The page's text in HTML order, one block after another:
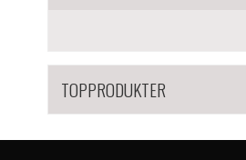
TOPPRODUKTER